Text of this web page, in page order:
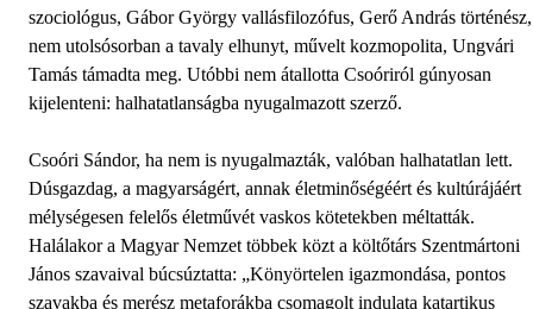
szociológus, Gábor György vallásfilozófus, Gerő András történész,
nem utolsósorban a tavaly elhunyt, művelt kozmopolita, Ungvári
Tamás támadta meg. Utóbbi nem átallotta Csoóriról gúnyosan
kijelenteni: halhatatlanságba nyugalmazott szerző.
Csoóri Sándor, ha nem is nyugalmazták, valóban halhatatlan lett.
Dúsgazdag, a magyarságért, annak életminőségéért és kultúrájáért
mélységesen felelős életművét vaskos kötetekben méltatták.
Halálakor a Magyar Nemzet többek közt a költőtárs Szentmártoni
János szavaival búcsúztatta: „Könyörtelen igazmondása, pontos
szavakba és merész metaforákba csomagolt indulata katartikus